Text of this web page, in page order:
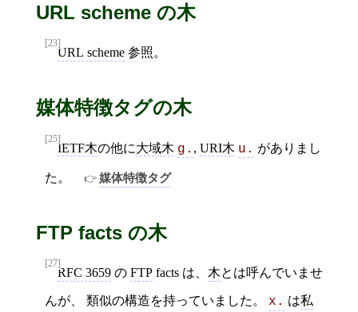
URL scheme の木
[23]
URL scheme 参照。
媒体特徴タグの木
[25]
IETF木の他に大域木 g. , URI木 u. がありまし
た。 媒体特徴タグ
FTP facts の木
[27]
RFC 3659 の FTP facts は、 木とは呼んでいませ
んが、 類似の構造を持っていました。 x. は私